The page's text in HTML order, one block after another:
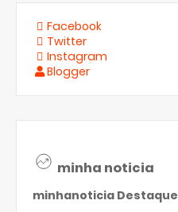
Facebook
Twitter
Instagram
Blogger
minha noticia
minhanoticia Destaque